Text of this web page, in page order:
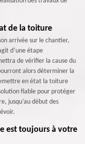
de la toiture
arrivée sur le chantier,
d’une étape
de vérifier la cause du
alors déterminer la
en état la toiture
fiable pour protéger
jusqu’au début des
est toujours à votre